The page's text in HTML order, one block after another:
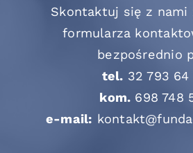
Skontaktuj się z nami
formularza
bezpośrednio
tel. 32 793 64
kom. 698 748
e-mail: